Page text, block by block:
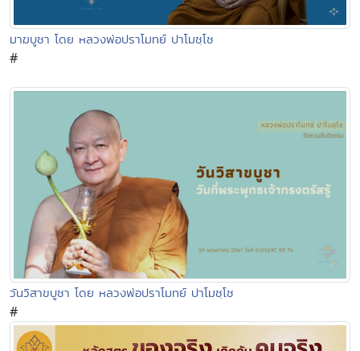
มาฆบูชา โดย หลวงพ่อปราโมทย์ ปาโมชฺโช
#
วันวิสาขบูชา โดย หลวงพ่อปราโมทย์ ปาโมชฺโช
#